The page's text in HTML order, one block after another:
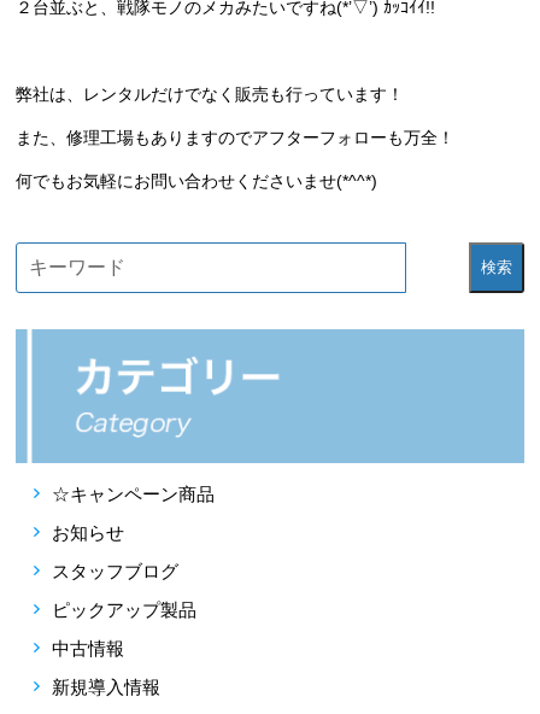
２台並ぶと、戦隊モノのメカみたいですね(*’▽’) ｶｯｺｲｲ!!
弊社は、レンタルだけでなく販売も行っています！
また、修理工場もありますのでアフターフォローも万全！
何でもお気軽にお問い合わせくださいませ(*^^*)
検索
☆キャンペーン商品
お知らせ
スタッフブログ
ピックアップ製品
中古情報
新規導入情報